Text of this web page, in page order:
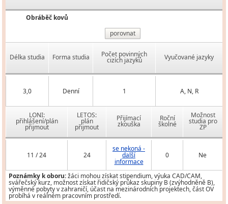
Obráběč kovů
porovnat
Délka studia Forma studia Počet povinných
cizích jazyků Vyučované jazyky
3,0 Denní 1 A, N, R
LONI:
přihlášení/plán
přijmout
LETOS:
plán
přijmout
Přijímací
zkouška
Roční
školné
Možnost
studia pro
ZP
11 / 24 24
se nekoná -
další
informace
0 Ne
Poznámky k oboru:žáci mohou získat stipendium, výuka CAD/CAM,
svářečský kurz, možnost získat řidičský průkaz skupiny B (zvýhodněně B),
výměnné pobyty v zahraničí, účast na mezinárodních projektech, část OV
probíhá v reálném pracovním prostředí.